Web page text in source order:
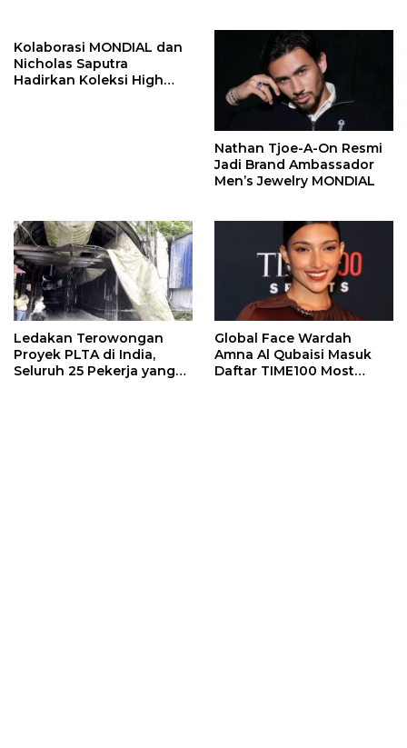
Kolaborasi MONDIAL dan
Nicholas Saputra
Hadirkan Koleksi High
Nathan Tjoe-A-On Resmi
Jadi Brand Ambassador
Men’s Jewelry MONDIAL
Ledakan Terowongan
Proyek PLTA di India,
Seluruh 25 Pekerja yang
Global Face Wardah
Amna Al Qubaisi Masuk
Daftar TIME100 Most